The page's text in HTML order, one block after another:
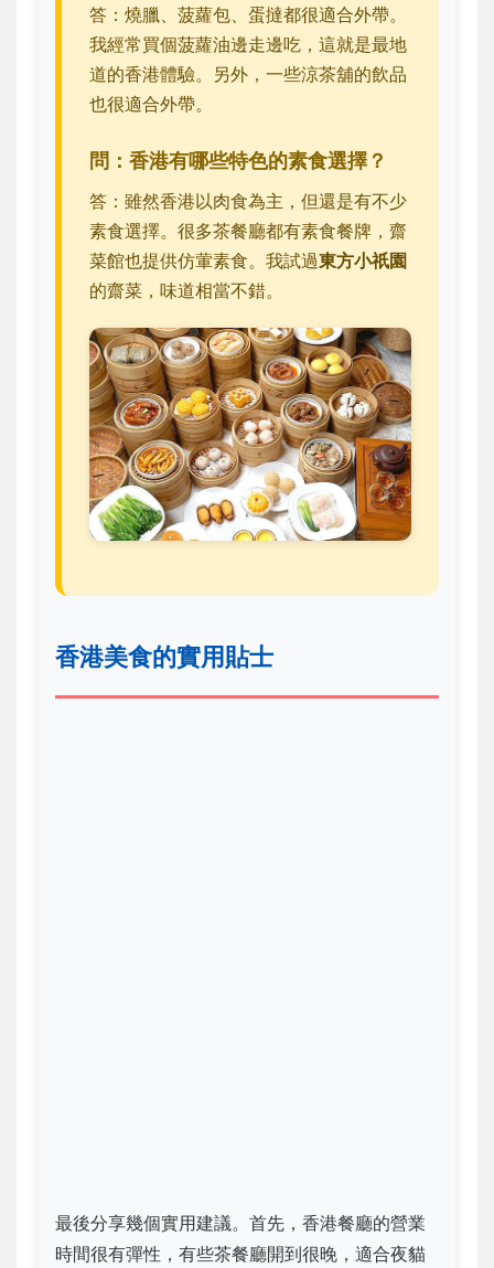
答：燒臘、菠蘿包、蛋撻都很適合外帶。
我經常買個菠蘿油邊走邊吃，這就是最地
道的香港體驗。另外，一些涼茶舖的飲品
也很適合外帶。
問：香港有哪些特色的素食選擇？
答：雖然香港以肉食為主，但還是有不少
素食選擇。很多茶餐廳都有素食餐牌，齋
菜館也提供仿葷素食。我試過東方小祇園
的齋菜，味道相當不錯。
香港美食的實用貼士
最後分享幾個實用建議。首先，香港餐廳的營業
時間很有彈性，有些茶餐廳開到很晚，適合夜貓